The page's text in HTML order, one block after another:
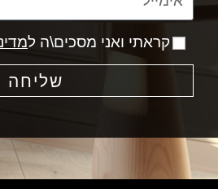
קראתי ואני מסכים\ה ל
שליחה